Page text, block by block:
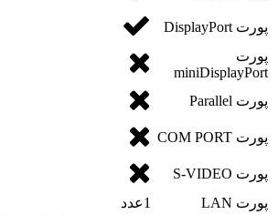
پورت DisplayPort
پورت
miniDisplayPort
پورت Parallel
پورت COM PORT
پورت S-VIDEO
پورت LAN
1عدد